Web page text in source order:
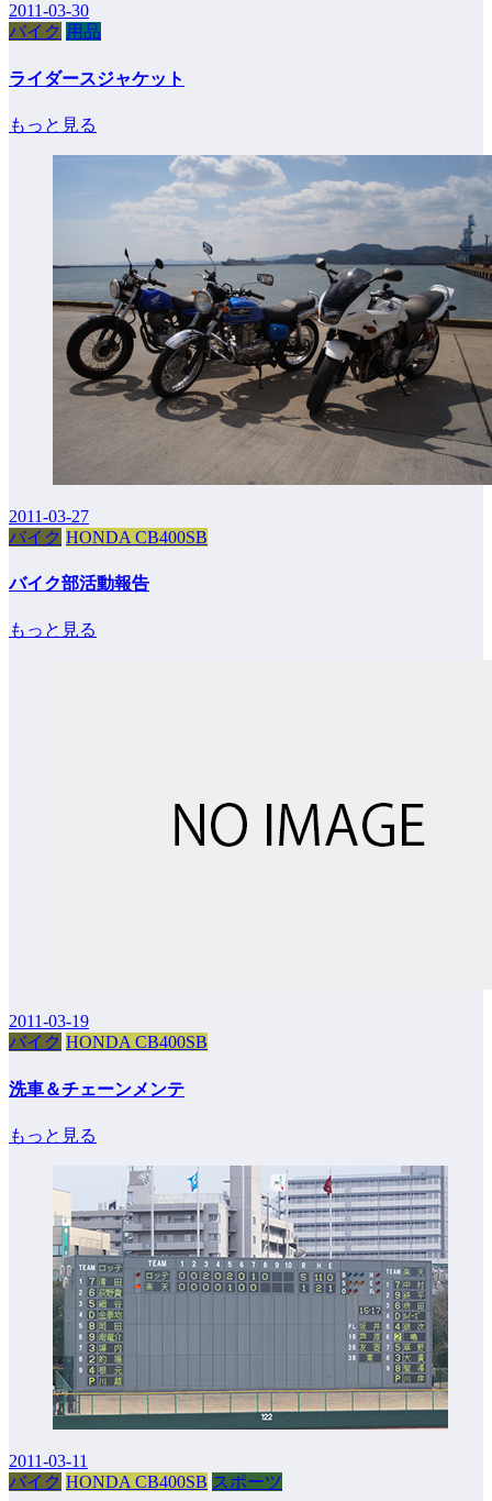
2011-03-30
バイク 用品
ライダースジャケット
もっと見る
2011-03-27
バイク HONDA CB400SB
バイク部活動報告
もっと見る
2011-03-19
バイク HONDA CB400SB
洗車＆チェーンメンテ
もっと見る
2011-03-11
バイク HONDA CB400SB スポーツ